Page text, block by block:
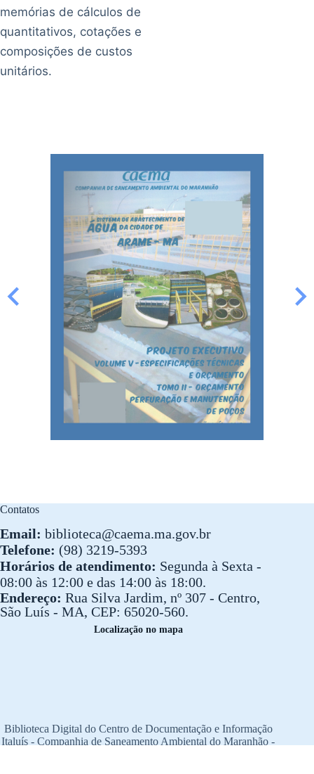
memórias de cálculos de
quantitativos, cotações e
composições de custos
unitários.
Contatos
Email: biblioteca@caema.ma.gov.br
Telefone: (98) 3219-5393
Horários de atendimento: Segunda à Sexta -
08:00 às 12:00 e das 14:00 às 18:00.
Endereço: Rua Silva Jardim, nº 307 - Centro,
São Luís - MA, CEP: 65020-560.
Localização no mapa
Biblioteca Digital do Centro de Documentação e Informação
Italuís - Companhia de Saneamento Ambiental do Maranhão -